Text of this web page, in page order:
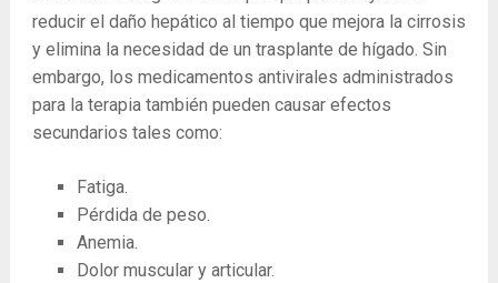
reducir el daño hepático al tiempo que mejora la cirrosis
y elimina la necesidad de un trasplante de hígado. Sin
embargo, los medicamentos antivirales administrados
para la terapia también pueden causar efectos
secundarios tales como:
Fatiga.
Pérdida de peso.
Anemia.
Dolor muscular y articular.